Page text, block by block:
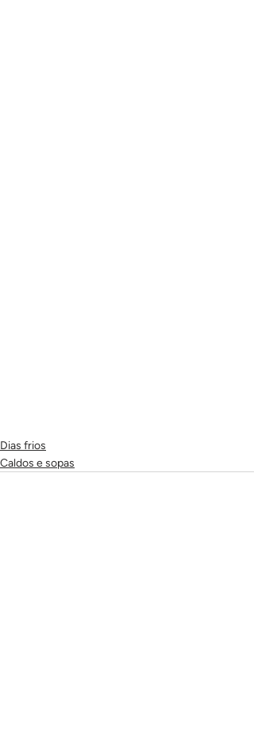
Dias frios
Caldos e sopas